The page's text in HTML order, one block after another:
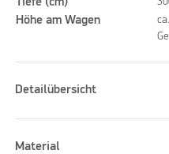
Höhe am Wagen
Detailübersicht
Material